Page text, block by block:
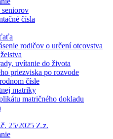
seniorov
čísla
rodičov o určení otcovstva
uvítanie do života
priezviska po rozvode
čísle
matriky
matričného dokladu
25/2025 Z.z.